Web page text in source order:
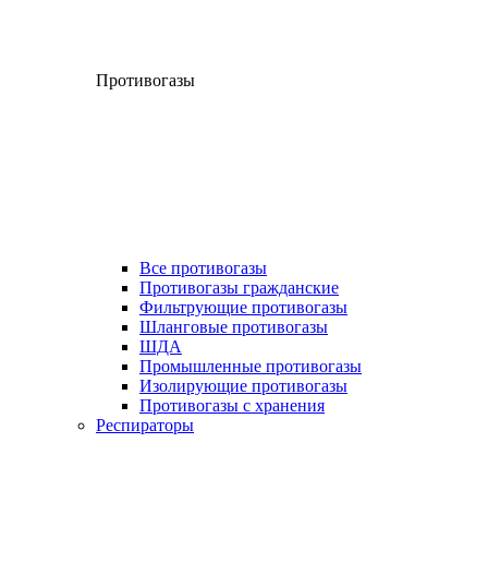
Противогазы
Все противогазы
Противогазы гражданские
Фильтрующие противогазы
Шланговые противогазы
ШДА
Промышленные противогазы
Изолирующие противогазы
Противогазы с хранения
Респираторы